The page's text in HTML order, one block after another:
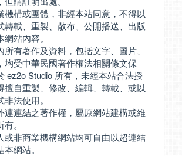
機構或團體，非經本站同意，不得以
轉載、重製、散布、公開播送、出版
站內容。
所有著作及資料，包括文字、圖片、
均受中華民國著作權法相關條文保
ez2o Studio 所有，未經本站合法授
擅自重製、修改、編輯、轉載、或以
法使用。
連連結之著作權，屬原網站建構或維
。
或非商業機構網站均可自由以超連結
網站。